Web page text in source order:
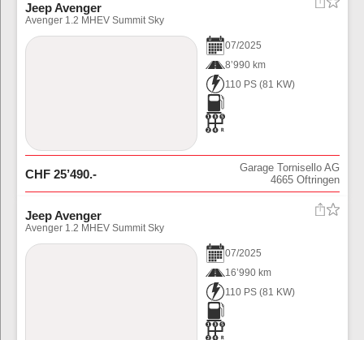
Jeep Avenger
Avenger 1.2 MHEV Summit Sky
07/2025
8’990 km
110 PS (81 KW)
CHF 25’490.-
Garage Tornisello AG
4665 Oftringen
Jeep Avenger
Avenger 1.2 MHEV Summit Sky
07/2025
16’990 km
110 PS (81 KW)